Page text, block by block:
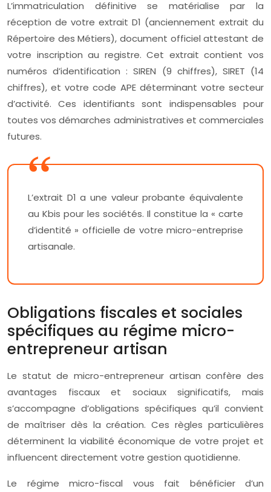
L’immatriculation définitive se matérialise par la
réception de votre extrait D1 (anciennement extrait du
Répertoire des Métiers), document officiel attestant de
votre inscription au registre. Cet extrait contient vos
numéros d’identification : SIREN (9 chiffres), SIRET (14
chiffres), et votre code APE déterminant votre secteur
d’activité. Ces identifiants sont indispensables pour
toutes vos démarches administratives et commerciales
futures.
L’extrait D1 a une valeur probante équivalente
au Kbis pour les sociétés. Il constitue la « carte
d’identité » officielle de votre micro-entreprise
artisanale.
Obligations fiscales et sociales
spécifiques au régime micro-
entrepreneur artisan
Le statut de micro-entrepreneur artisan confère des
avantages fiscaux et sociaux significatifs, mais
s’accompagne d’obligations spécifiques qu’il convient
de maîtriser dès la création. Ces règles particulières
déterminent la viabilité économique de votre projet et
influencent directement votre gestion quotidienne.
Le régime micro-fiscal vous fait bénéficier d’un